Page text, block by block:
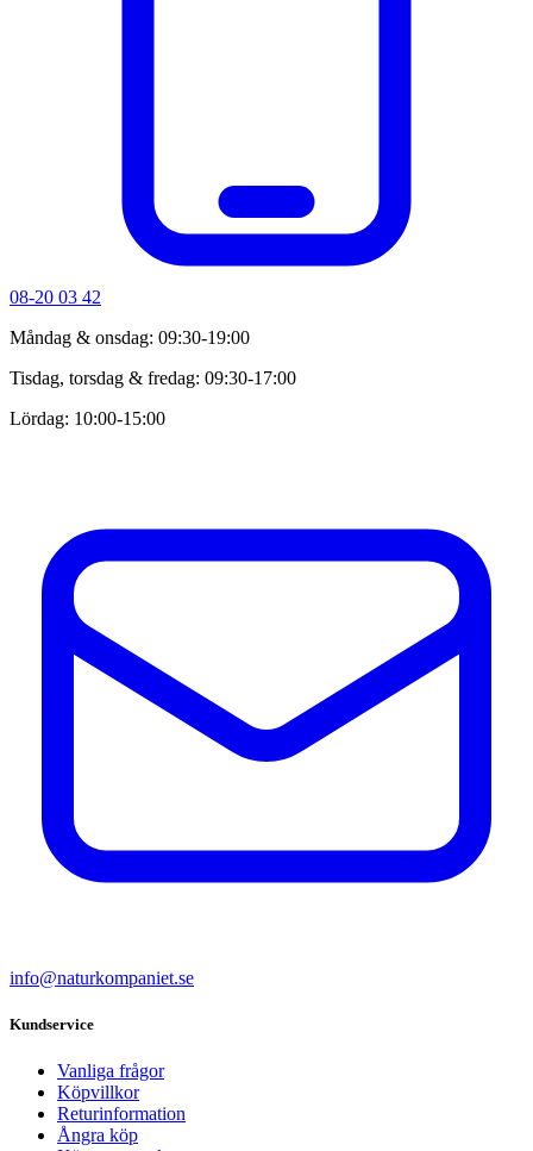
08-20 03 42
Måndag & onsdag: 09:30-19:00
Tisdag, torsdag & fredag: 09:30-17:00
Lördag: 10:00-15:00
info@naturkompaniet.se
Kundservice
Vanliga frågor
Köpvillkor
Returinformation
Ångra köp